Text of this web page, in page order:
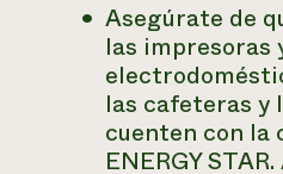
Asegúrate de
las impresoras
las cafeteras
cuenten con
ENERGY